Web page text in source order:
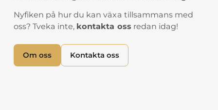
Nyfiken på hur du kan växa tillsammans med
oss? Tveka inte, kontakta oss redan idag!
Om oss Kontakta oss